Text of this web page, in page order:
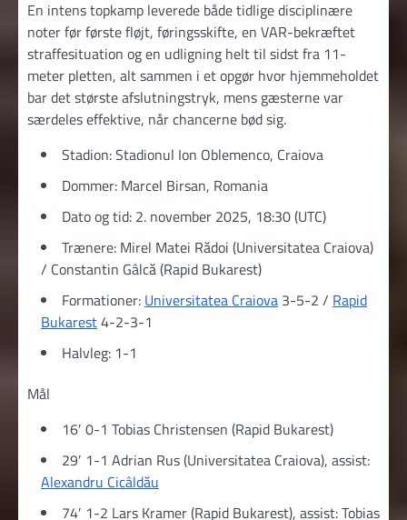
En intens topkamp leverede både tidlige disciplinære
noter før første fløjt, føringsskifte, en VAR-bekræftet
straffesituation og en udligning helt til sidst fra 11-
meter pletten, alt sammen i et opgør hvor hjemmeholdet
bar det største afslutningstryk, mens gæsterne var
særdeles effektive, når chancerne bød sig.
Stadion: Stadionul Ion Oblemenco, Craiova
Dommer: Marcel Birsan, Romania
Dato og tid: 2. november 2025, 18:30 (UTC)
Trænere: Mirel Matei Rădoi (Universitatea Craiova)
/ Constantin Gâlcă (Rapid Bukarest)
Formationer: Universitatea Craiova 3-5-2 / Rapid
Bukarest4-2-3-1
Halvleg: 1-1
Mål
16′ 0-1 Tobias Christensen (Rapid Bukarest)
29′ 1-1 Adrian Rus (Universitatea Craiova), assist:
Alexandru Cicâldău
74′ 1-2 Lars Kramer (Rapid Bukarest), assist: Tobias